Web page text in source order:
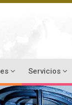
Servicios